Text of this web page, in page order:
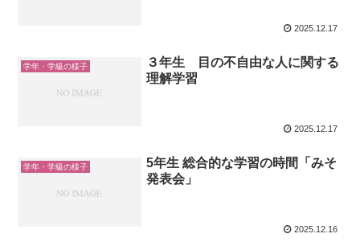
2025.12.17
学年・学級の様子
３年生 目の不自由な人に関する
理解学習
2025.12.17
学年・学級の様子
5年生 総合的な学習の時間「みそ
発表会」
2025.12.16